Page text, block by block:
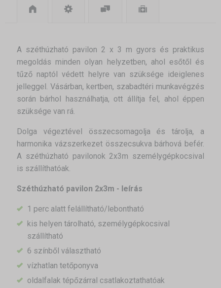
A széthúzható pavilon 2 x 3 m gyors és praktikus
megoldás minden olyan helyzetben, ahol esőtől és
tűző naptól védett helyre van szüksége ideiglenes
jelleggel. Vásárban, kertben, szabadtéri munkavégzés
során bárhol használhatja, ott állítja fel, ahol éppen
szüksége van rá.
Dolga végeztével összecsomagolja és tárolja, a
harmonika vázszerkezet összecsukva bárhová befér.
A széthúzható pavilonok 2x3m személygépkocsival
is szállíthatóak.
Széthúzható pavilon 2x3m - leírás
1 perc alatt felállítható/lebontható
kis helyen tárolható, személygépkocsival
szállítható
6 színből választható
vízhatlan tetőponyva
oldalfalak tépőzárral csatlakoztathatóak